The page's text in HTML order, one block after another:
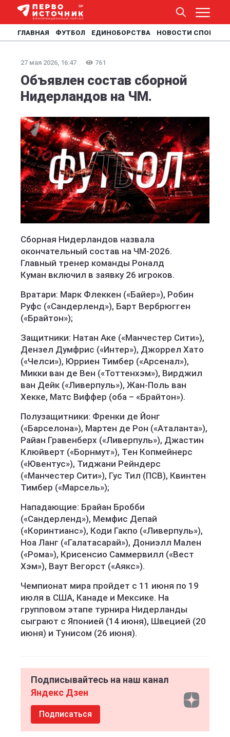
ГЛАВНАЯ ФУТБОЛ ЕДИНОБОРСТВА НОВОСТИ СПОРТА
27 мая 2026, 16:47 761
Объявлен состав сборной
Нидерландов на ЧМ.
Сборная Нидерландов назвала
окончательный состав на ЧМ-2026.
Главный тренер команды Роналд
Куман включил в заявку 26 игроков.
Вратари: Марк Флеккен («Байер»), Робин
Руфс («Сандерленд»), Барт Вербрюгген
(«Брайтон»);
Защитники: Натан Аке («Манчестер Сити»),
Дензел Думфрис («Интер»), Джоррел Хато
(«Челси»), Юрриен Тимбер («Арсенал»),
Микки ван де Вен («Тоттенхэм»), Вирджил
ван Дейк («Ливерпуль»), Жан-Поль ван
Хекке, Матс Виффер (оба – «Брайтон»).
Полузащитники: Френки де Йонг
(«Барселона»), Мартен де Рон («Аталанта»),
Райан Гравенберх («Ливерпуль»), Джастин
Клюйверт («Борнмут»), Тен Копмейнерс
(«Ювентус»), Тиджани Рейндерс
(«Манчестер Сити»), Гус Тил (ПСВ), Квинтен
Тимбер («Марсель»);
Нападающие: Брайан Бробби
(«Сандерленд»), Мемфис Депай
(«Коринтианс»), Коди Гакпо («Ливерпуль»),
Ноа Ланг («Галатасарай»), Дониэлл Мален
(«Рома»), Крисенсио Саммервилл («Вест
Хэм»), Ваут Вегорст («Аякс»).
Чемпионат мира пройдет с 11 июня по 19
июля в США, Канаде и Мексике. На
групповом этапе турнира Нидерланды
сыграют с Японией (14 июня), Швецией (20
июня) и Тунисом (26 июня).
Подписывайтесь на наш канал
Яндекс Дзен
Подписаться